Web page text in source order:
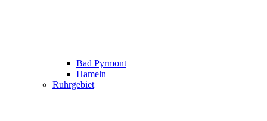
Bad Pyrmont
Hameln
Ruhrgebiet